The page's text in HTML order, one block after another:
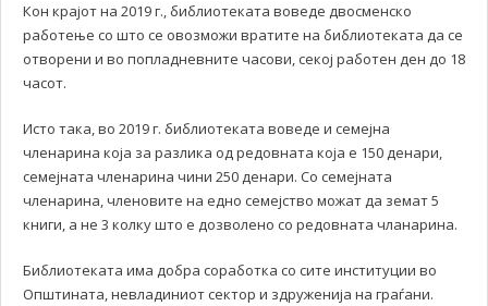
Кон крајот на 2019 г., библиотеката воведе двосменско
работење со што се овозможи вратите на библиотеката да се
отворени и во попладневните часови, секој работен ден до 18
часот.
Исто така, во 2019 г. библиотеката воведе и семејна
членарина која за разлика од редовната која е 150 денари,
семејната членарина чини 250 денари. Со семејната
членарина, членовите на едно семејство можат да земат 5
книги, а не 3 колку што е дозволено со редовната чланарина.
Библиотеката има добра соработка со сите институции во
Општината, невладиниот сектор и здруженија на граѓани.